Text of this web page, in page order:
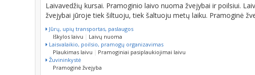
Laivavedžių kursai. Pramoginio laivo nuoma žvejybai ir poilsiui.
žvejybai jūroje tiek šiltuoju, tiek šaltuoju metų laiku. Pramoginė
Jūrų, upių transportas, paslaugos
Iškylos laivu
Laivų nuoma
Laisvalaikio, poilsio, pramogų organizavimas
Plaukimas laivu
Pramoginiai pasiplaukiojimai laivu
Žuvininkystė
Pramoginė žvejyba